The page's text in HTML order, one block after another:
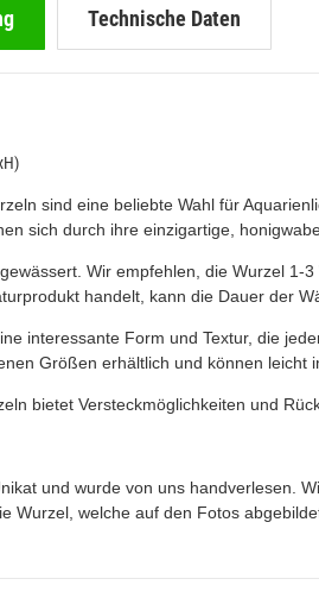
Technische Daten
sind eine beliebte Wahl für
sich durch ihre einzigartige,
Wir empfehlen, die Wurzel 1-3
handelt, kann die Dauer der
interessante Form und Textur, die
Größen erhältlich und können leicht
bietet Versteckmöglichkeiten und
und wurde von uns handverlesen.
Wurzel, welche auf den Fotos